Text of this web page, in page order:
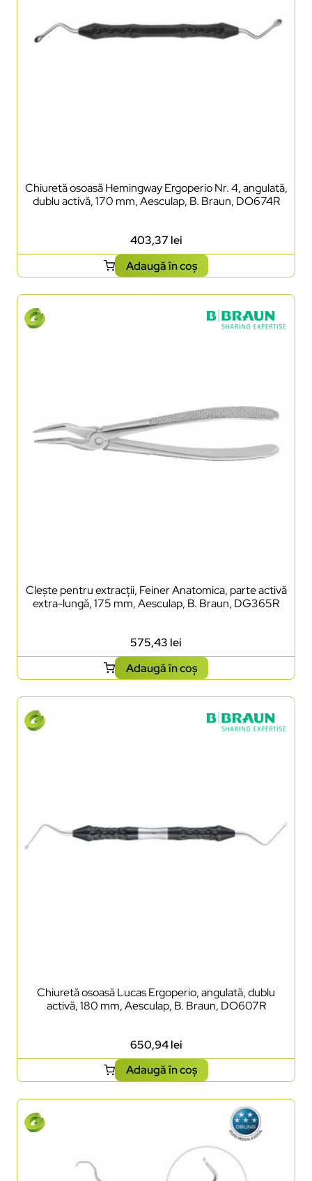
Chiuretă osoasă Hemingway Ergoperio Nr. 4, angulată,
dublu activă, 170 mm, Aesculap, B. Braun, DO674R
403,37 lei
Adaugă în coș
Clește pentru extracții, Feiner Anatomica, parte activă
extra-lungă, 175 mm, Aesculap, B. Braun, DG365R
575,43 lei
Adaugă în coș
Chiuretă osoasă Lucas Ergoperio, angulată, dublu
activă, 180 mm, Aesculap, B. Braun, DO607R
650,94lei
Adaugă în coș